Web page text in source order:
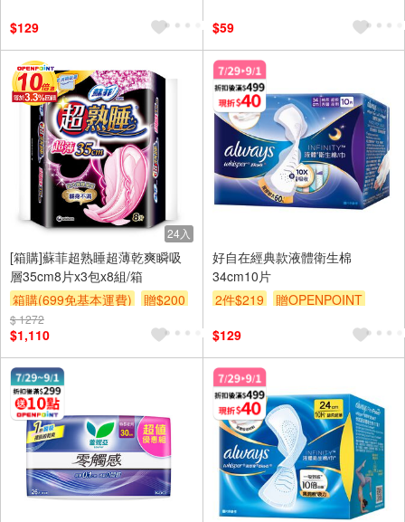
$129
$59
24入
[箱購]蘇菲超熟睡超薄乾爽瞬吸
層35cm8片x3包x8組/箱
箱購(699免基本運費)
贈$200
$ 1272
$1,110
好自在經典款液體衛生棉
34cm10片
2件$219
贈OPENPOINT
$129